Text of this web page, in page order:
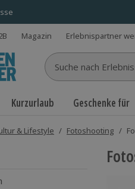
Magazin Erlebnispartner
Suche nach
Kurzurlaub Geschenke für
& Lifestyle / Fotoshooting /